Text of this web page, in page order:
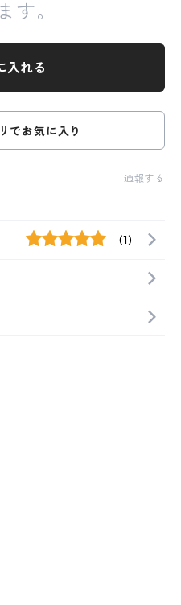
す。
入れる
でお気に入り
通報する
(1)